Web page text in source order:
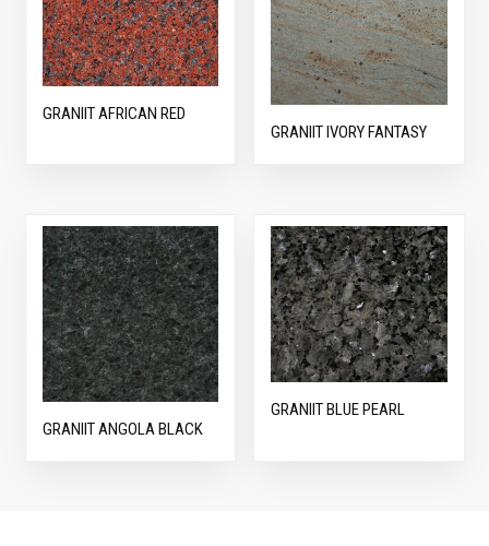
GRANIIT AFRICAN RED
GRANIIT IVORY FANTASY
GRANIIT ANGOLA BLACK
GRANIIT BLUE PEARL